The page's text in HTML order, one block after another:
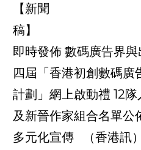
【新聞
即時發佈 數碼廣告界
四屆「香港初創數碼廣
計劃」網上啟動禮 12
及新晉作家組合名單公
多元化宣傳 （香港訊